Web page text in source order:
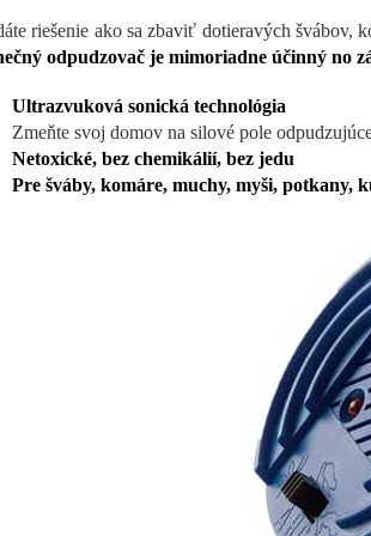
riešenie ako sa zbaviť dotieravých švábov,
odpudzovač je mimoriadne účinný no
Ultrazvuková sonická technológia
Zmeňte svoj domov na silové pole
Netoxické, bez chemikálií, bez jedu
Pre šváby, komáre, muchy, myši, potkany,